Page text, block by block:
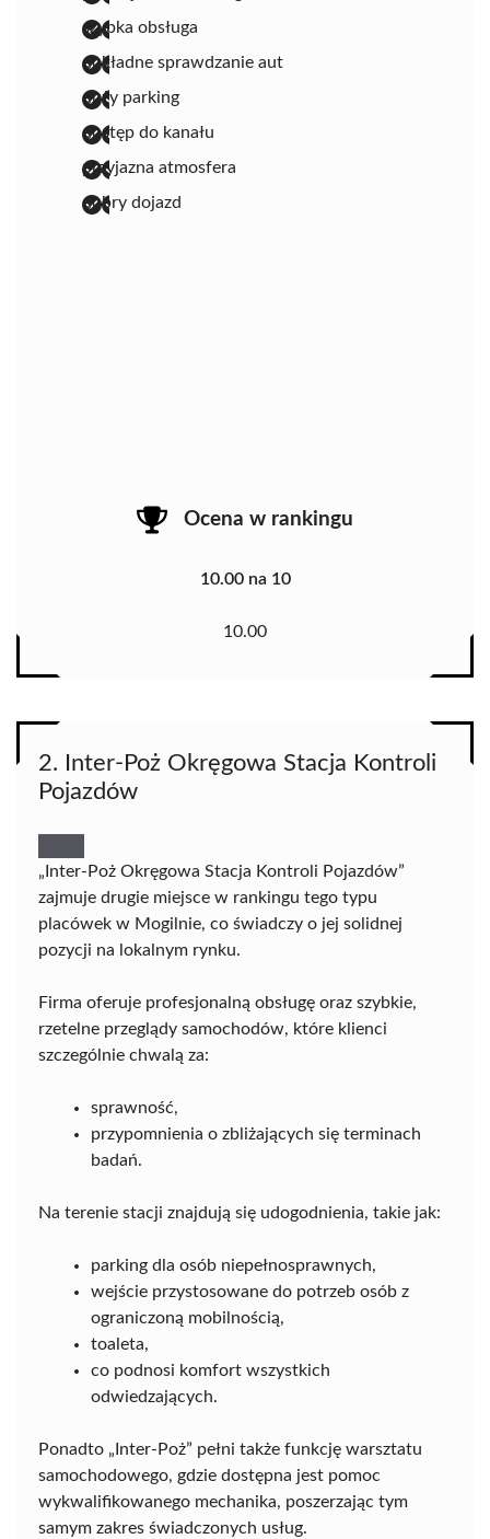
szybka obsługa
dokładne sprawdzanie aut
duży parking
dostęp do kanału
przyjazna atmosfera
dobry dojazd
Ocena w rankingu
10.00 na 10
10.00
2. Inter-Poż Okręgowa Stacja Kontroli
Pojazdów
„Inter-Poż Okręgowa Stacja Kontroli Pojazdów”
zajmuje drugie miejsce w rankingu tego typu
placówek w Mogilnie, co świadczy o jej solidnej
pozycji na lokalnym rynku.
Firma oferuje profesjonalną obsługę oraz szybkie,
rzetelne przeglądy samochodów, które klienci
szczególnie chwalą za:
sprawność,
przypomnienia o zbliżających się terminach
badań.
Na terenie stacji znajdują się udogodnienia, takie jak:
parking dla osób niepełnosprawnych,
wejście przystosowane do potrzeb osób z
ograniczoną mobilnością,
toaleta,
co podnosi komfort wszystkich
odwiedzających.
Ponadto „Inter-Poż” pełni także funkcję warsztatu
samochodowego, gdzie dostępna jest pomoc
wykwalifikowanego mechanika, poszerzając tym
samym zakres świadczonych usług.